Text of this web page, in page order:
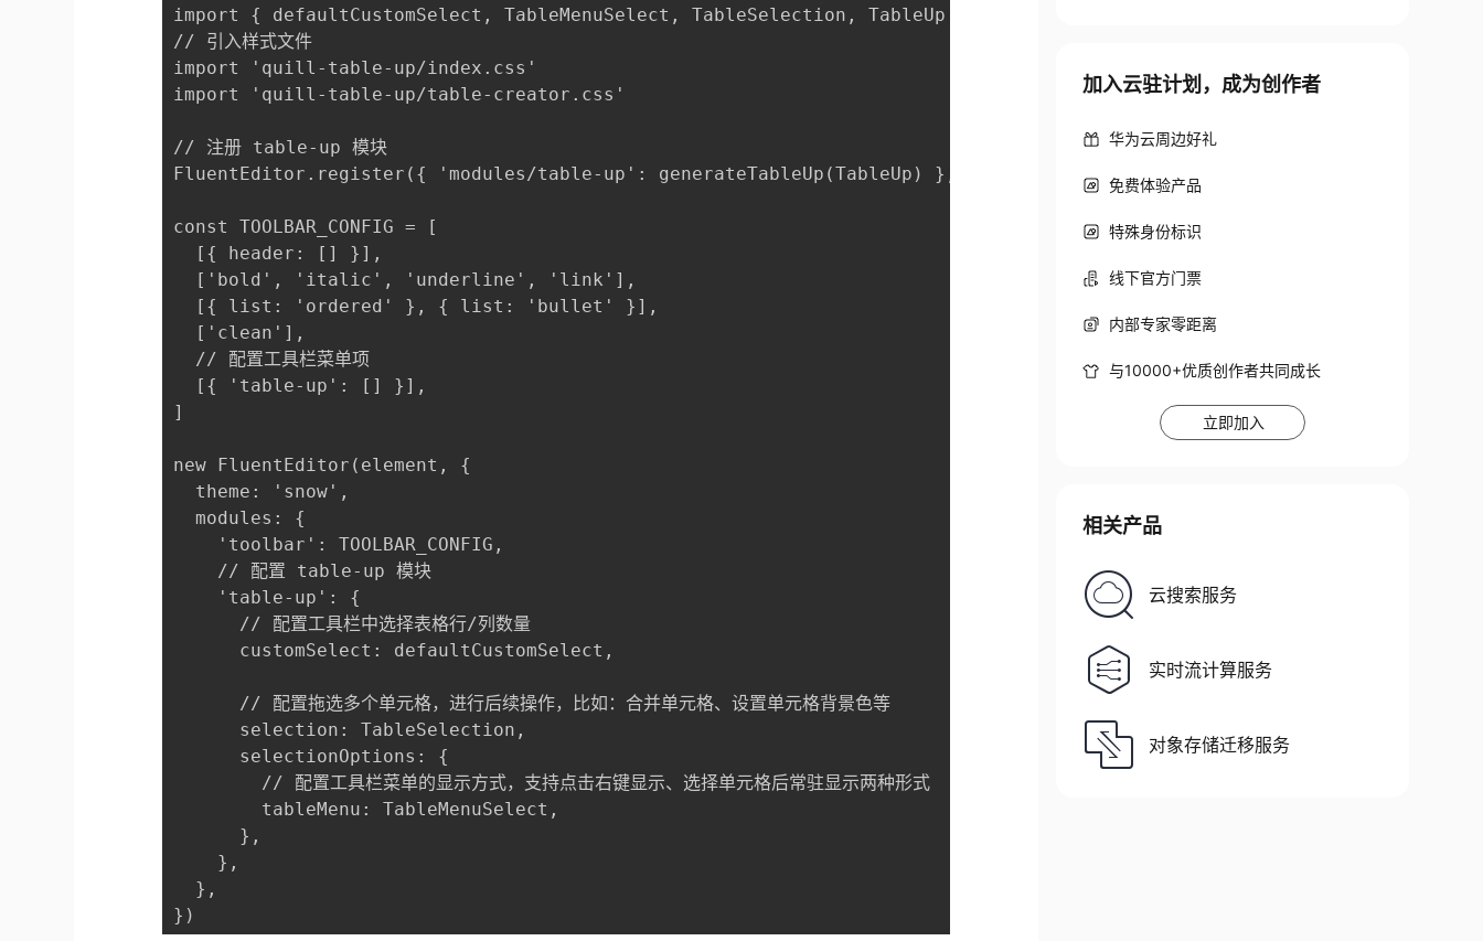
import { defaultCustomSelect, TableMenuSelect, TableSelection, TableUp } from 'quill-table-up'
// 引入样式文件
import 'quill-table-up/index.css'
import 'quill-table-up/table-creator.css'
// 注册 table-up 模块
FluentEditor.register({ 'modules/table-up': generateTableUp(TableUp) }, true)
const TOOLBAR_CONFIG = [
  [{ header: [] }],
  ['bold', 'italic', 'underline', 'link'],
  [{ list: 'ordered' }, { list: 'bullet' }],
  ['clean'],
  // 配置工具栏菜单项
  [{ 'table-up': [] }],
]
new FluentEditor(element, {
  theme: 'snow',
  modules: {
    'toolbar': TOOLBAR_CONFIG,
    // 配置 table-up 模块
    'table-up': {
      // 配置工具栏中选择表格行/列数量
      customSelect: defaultCustomSelect,
      // 配置拖选多个单元格，进行后续操作，比如：合并单元格、设置单元格背景色等
      selection: TableSelection,
      selectionOptions: {
        // 配置工具栏菜单的显示方式，支持点击右键显示、选择单元格后常驻显示两种形式
        tableMenu: TableMenuSelect,
      },
    },
  },
加入云驻计划，成为创作者
华为云周边好礼
免费体验产品
特殊身份标识
线下官方门票
内部专家零距离
与10000+优质创作者共同成长
立即加入
相关产品
云搜索服务
实时流计算服务
对象存储迁移服务